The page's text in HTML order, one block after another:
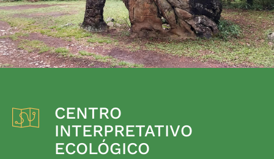
CENTRO
INTERPRETATIVO
ECOLÓGICO